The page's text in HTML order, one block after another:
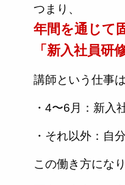
つまり、
年間を通じて
「新入社員研
講師という仕事は
・4〜6月：新入
・それ以外：自
この働き方になり